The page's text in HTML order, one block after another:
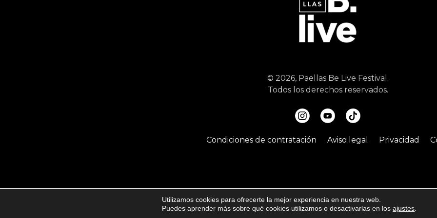
© 2026, Paellas Be Live Festival.
Todos los derechos reservados.
Condiciones de contratación Aviso legal Privacidad
Utilizamos cookies para ofrecerte la mejor experiencia en nuestra web.
Puedes aprender más sobre qué cookies utilizamos o desactivarlas en losajustes